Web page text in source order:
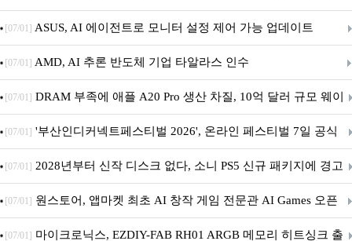
아의 용사’ 재개최 및 풍성한 기념 이벤트 실시!
[07/01] ASUS, AI 에이전트로 모니터 설정 제어 가능 업데이트
[07/01] AMD, AI 추론 반도체 기업 타알라스 인수
[07/01] DRAM 부족에 애플 A20 Pro 생산 차질, 10억 달러 규모 웨이
퍼 대기
[07/01] '부산인디커넥트페스티벌 2026', 온라인 페스티벌 7일 공식
개막... 22일간 진행
[07/01] 2028년부터 신작 디스크 없다, 소니 PS5 신규 패키지에 경고
문 추가
[07/01] 원스토어, 앱마켓 최초 AI 창작 게임 전문관 AI Games 오픈
[07/01] 마이크로닉스, EZDIY-FAB RH01 ARGB 메모리 히트싱크 출